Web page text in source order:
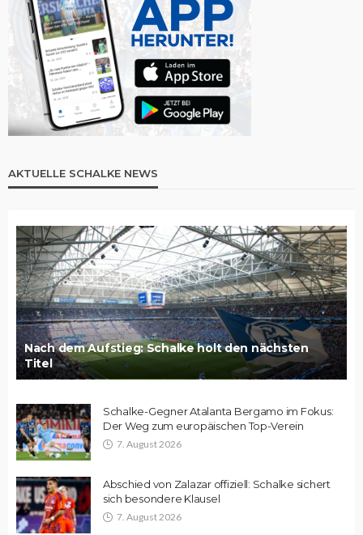
AKTUELLE SCHALKE NEWS
Nach dem Aufstieg: Schalke holt den nächsten
Titel
Schalke-Gegner Atalanta Bergamo im Fokus:
Der Weg zum europäischen Top-Verein
7. August 2026
Abschied von Zalazar offiziell: Schalke sichert
sich besondere Klausel
7. August 2026